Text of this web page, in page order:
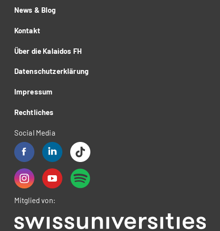
News & Blog
Kontakt
Über die Kalaidos FH
Datenschutzerklärung
Impressum
Rechtliches
Social Media
Mitglied von: